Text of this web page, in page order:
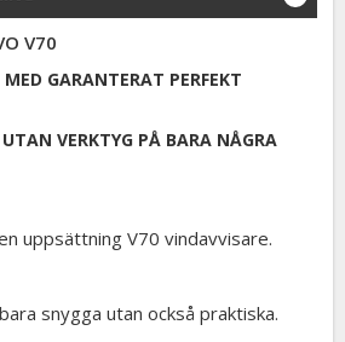
V70
GARANTERAT PERFEKT
VERKTYG PÅ BARA NÅGRA
uppsättning V70 vindavvisare.
snygga utan också praktiska.